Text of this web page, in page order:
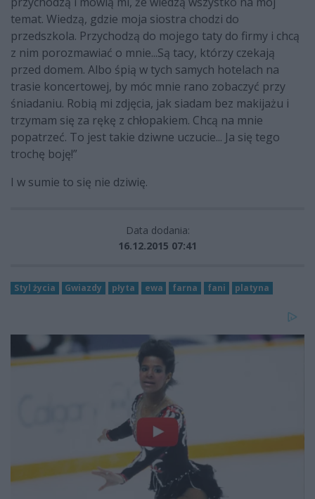
temat. Wiedzą, gdzie moja siostra chodzi do
przedszkola. Przychodzą do mojego taty do firmy i chcą
z nim porozmawiać o mnie...Są tacy, którzy czekają
przed domem. Albo śpią w tych samych hotelach na
trasie koncertowej, by móc mnie rano zobaczyć przy
śniadaniu. Robią mi zdjęcia, jak siadam bez makijażu i
trzymam się za rękę z chłopakiem. Chcą na mnie
popatrzeć. To jest takie dziwne uczucie... Ja się tego
trochę boję!”
I w sumie to się nie dziwię.
Data dodania:
16.12.2015 07:41
Styl życia Gwiazdy płyta ewa farna fani platyna